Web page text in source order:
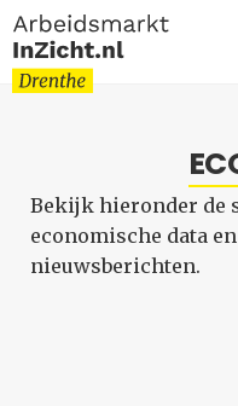
Bekijk hieronder de
economische data
nieuwsberichten.